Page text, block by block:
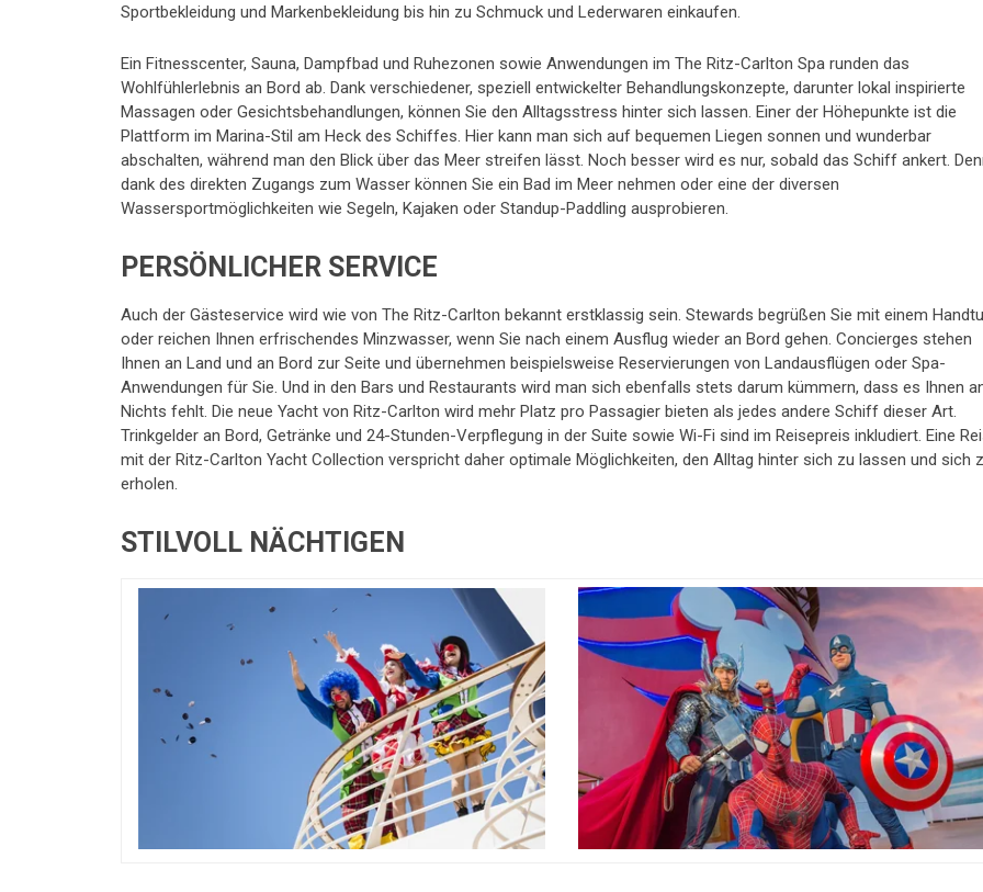
Sportbekleidung und Markenbekleidung bis hin zu Schmuck und Lederwaren einkaufen.
Ein Fitnesscenter, Sauna, Dampfbad und Ruhezonen sowie Anwendungen im The Ritz-Carlton Spa runden das
Wohlfühlerlebnis an Bord ab. Dank verschiedener, speziell entwickelter Behandlungskonzepte, darunter lokal inspirierte
Massagen oder Gesichtsbehandlungen, können Sie den Alltagsstress hinter sich lassen. Einer der Höhepunkte ist die
Plattform im Marina-Stil am Heck des Schiffes. Hier kann man sich auf bequemen Liegen sonnen und wunderbar
abschalten, während man den Blick über das Meer streifen lässt. Noch besser wird es nur, sobald das Schiff ankert.
dank des direkten Zugangs zum Wasser können Sie ein Bad im Meer nehmen oder eine der diversen
Wassersportmöglichkeiten wie Segeln, Kajaken oder Standup-Paddling ausprobieren.
PERSÖNLICHER SERVICE
Auch der Gästeservice wird wie von The Ritz-Carlton bekannt erstklassig sein. Stewards begrüßen Sie mit einem
oder reichen Ihnen erfrischendes Minzwasser, wenn Sie nach einem Ausflug wieder an Bord gehen. Concierges stehen
Ihnen an Land und an Bord zur Seite und übernehmen beispielsweise Reservierungen von Landausflügen oder Spa-
Anwendungen für Sie. Und in den Bars und Restaurants wird man sich ebenfalls stets darum kümmern, dass es Ihnen
Nichts fehlt. Die neue Yacht von Ritz-Carlton wird mehr Platz pro Passagier bieten als jedes andere Schiff dieser Art.
Trinkgelder an Bord, Getränke und 24-Stunden-Verpflegung in der Suite sowie Wi-Fi sind im Reisepreis inkludiert. Eine
mit der Ritz-Carlton Yacht Collection verspricht daher optimale Möglichkeiten, den Alltag hinter sich zu lassen und sich
erholen.
STILVOLL NÄCHTIGEN